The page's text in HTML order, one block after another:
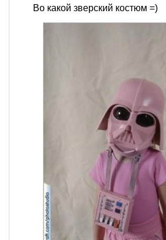
Во какой зверский костюм =)